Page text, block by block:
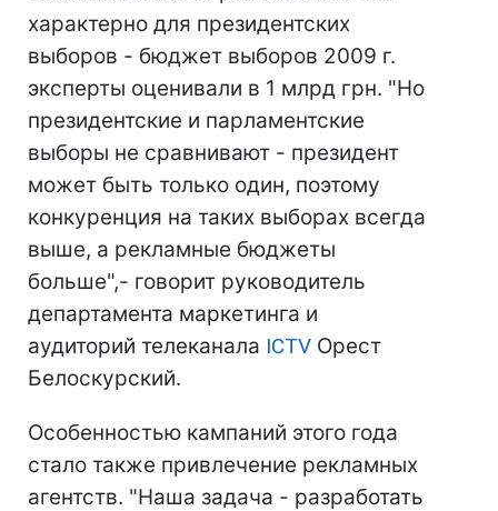
характерно для президентских
выборов - бюджет выборов 2009 г.
эксперты оценивали в 1 млрд грн. "Но
президентские и парламентские
выборы не сравнивают - президент
может быть только один, поэтому
конкуренция на таких выборах всегда
выше, а рекламные бюджеты
больше",- говорит руководитель
департамента маркетинга и
аудиторий телеканала ICTV Орест
Белоскурский.
Особенностью кампаний этого года
стало также привлечение рекламных
агентств. "Наша задача - разработать